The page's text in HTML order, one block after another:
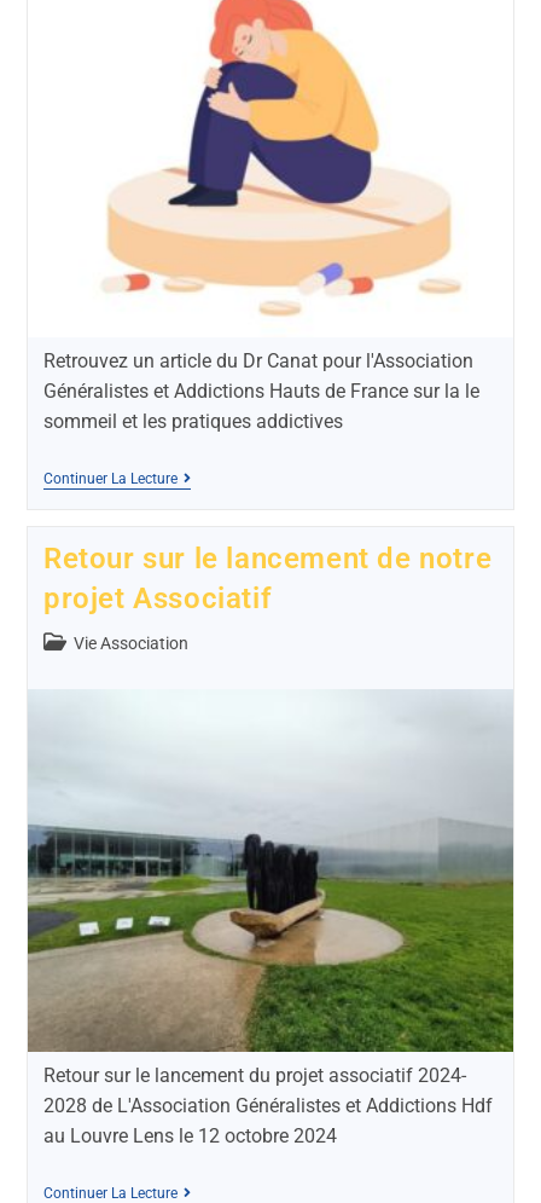
Retrouvez un article du Dr Canat pour l'Association
Généralistes et Addictions Hauts de France sur la le
sommeil et les pratiques addictives
Continuer La Lecture
Retour sur le lancement de notre
projet Associatif
Vie Association
Retour sur le lancement du projet associatif 2024-
2028 de L'Association Généralistes et Addictions Hdf
au Louvre Lens le 12 octobre 2024
Continuer La Lecture